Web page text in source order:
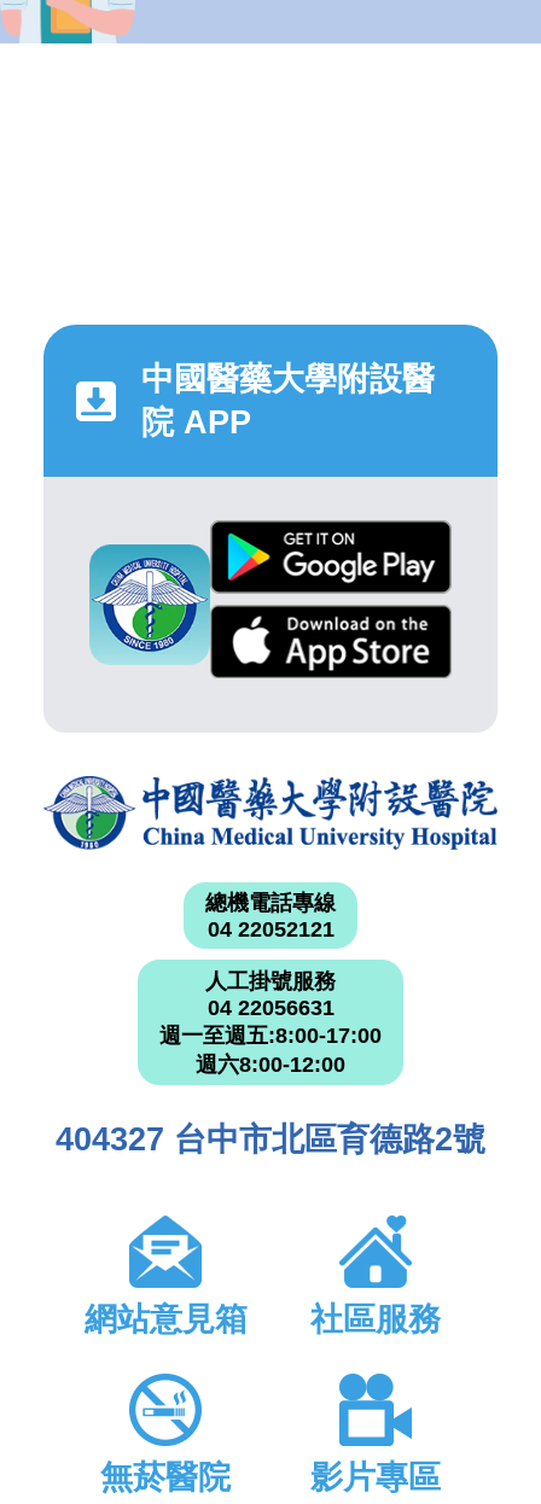
中國醫藥大學附設醫
院 APP
總機電話專線
04 22052121
人工掛號服務
04 22056631
週一至週五:8:00-17:00
週六8:00-12:00
404327 台中市北區育德路2號
網站意見箱 社區服務
無菸醫院 影片專區